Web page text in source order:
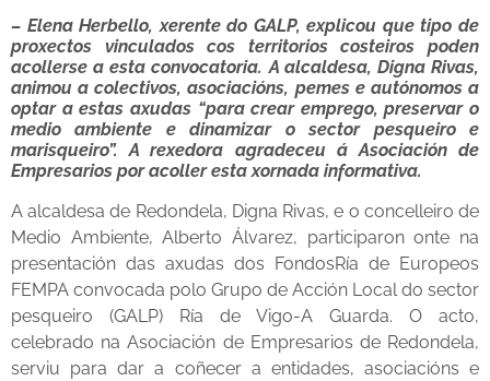
– Elena Herbello, xerente do GALP, explicou que tipo de
proxectos vinculados cos territorios costeiros poden
acollerse a esta convocatoria. A alcaldesa, Digna Rivas,
animou a colectivos, asociacións, pemes e autónomos a
optar a estas axudas “para crear emprego, preservar o
medio ambiente e dinamizar o sector pesqueiro e
marisqueiro”. A rexedora agradeceu á Asociación de
Empresarios por acoller esta xornada informativa.
A alcaldesa de Redondela, Digna Rivas, e o concelleiro de
Medio Ambiente, Alberto Álvarez, participaron onte na
presentación das axudas dos FondosRía de Europeos
FEMPA convocada polo Grupo de Acción Local do sector
pesqueiro (GALP) Ría de Vigo-A Guarda. O acto,
celebrado na Asociación de Empresarios de Redondela,
serviu para dar a coñecer a entidades, asociacións e